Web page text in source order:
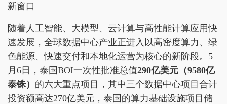
新窗口
随着人工智能、大模型、云计算与高性能计算应用快
速发展，全球数据中心产业正进入以高密度算力、绿
色能源、快速交付和本地化运营为核心的新阶段。5
月6日，泰国BOI一次性批准总值290亿美元（9580亿
泰铢） 的六大重点项目，其中三个数据中心项目合计
投资额高达270亿美元，泰国的算力基础设施项目储